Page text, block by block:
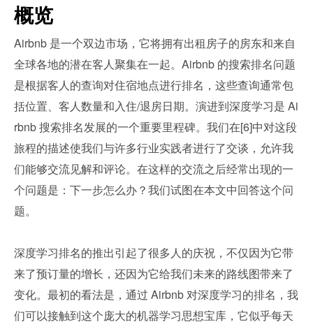
概览
Airbnb 是一个双边市场，它将拥有出租房子的房东和来自
全球各地的潜在客人聚集在一起。Airbnb 的搜索排名问题
是根据客人的查询对住宿地点进行排名，这些查询通常包
括位置、客人数量和入住/退房日期。演进到深度学习是 Ai
rbnb 搜索排名发展的一个重要里程碑。我们在[6]中对这段
旅程的描述使我们与许多行业实践者进行了交谈，允许我
们能够交流见解和评论。在这样的交流之后经常出现的一
个问题是：下一步怎么办？我们试图在本文中回答这个问
题。
深度学习排名的推出引起了很多人的庆祝，不仅因为它带
来了预订量的增长，还因为它给我们未来的路线图带来了
变化。最初的看法是，通过 Airbnb 对深度学习的排名，我
们可以接触到这个庞大的机器学习思想宝库，它似乎每天